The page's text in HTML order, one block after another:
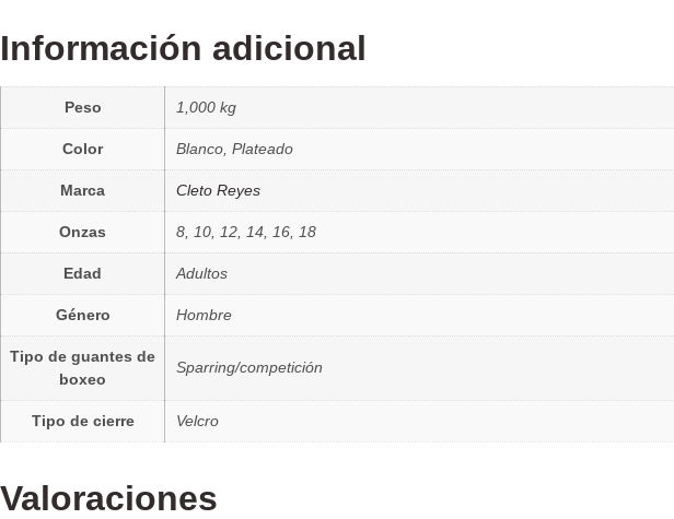
Información adicional
Peso 1,000 kg
Color Blanco, Plateado
Marca Cleto Reyes
Onzas 8, 10, 12, 14, 16, 18
Edad Adultos
Género Hombre
Tipo de guantes de
boxeo
Sparring/competición
Tipo de cierre Velcro
Valoraciones